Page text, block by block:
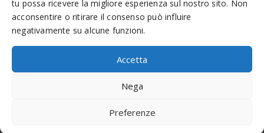
tu possa ricevere la migliore esperienza sul nostro sito. Non
acconsentire o ritirare il consenso può influire
negativamente su alcune funzioni.
Accetta
Nega
Preferenze
MADE WEB SOLUTIONS